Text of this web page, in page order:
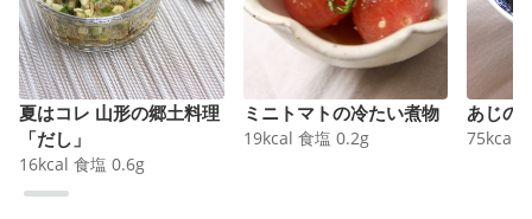
夏はコレ 山形の郷土料理
「だし」
16kcal 食塩 0.6g
ミニトマトの冷たい煮物
19kcal 食塩 0.2g
あじの
75kcal